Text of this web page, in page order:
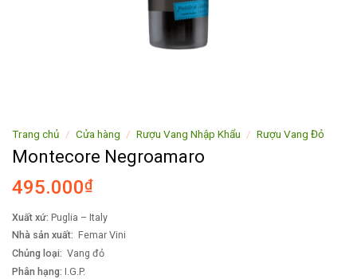
Trang chủ / Cửa hàng / Rượu Vang Nhập Khẩu / Rượu Vang Đỏ
Montecore Negroamaro
495.000₫
Xuất xứ: Puglia – Italy
Nhà sản xuất: Femar Vini
Chủng loại: Vang đỏ
Phân hạng: I.G.P.